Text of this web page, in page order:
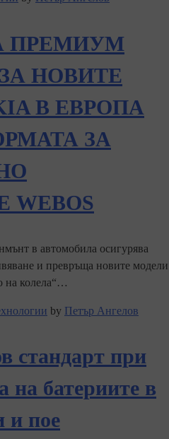
ПРЕМИУМ
НОВИТЕ
В ЕВРОПА
ЗА
в автомобила осигурява
и превръща новите модели
на колела“…
by Петър Ангелов
стандарт при
на батериите в
и пое